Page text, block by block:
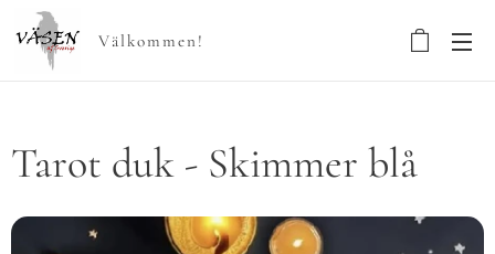
Välkommen!
Tarot duk - Skimmer blå